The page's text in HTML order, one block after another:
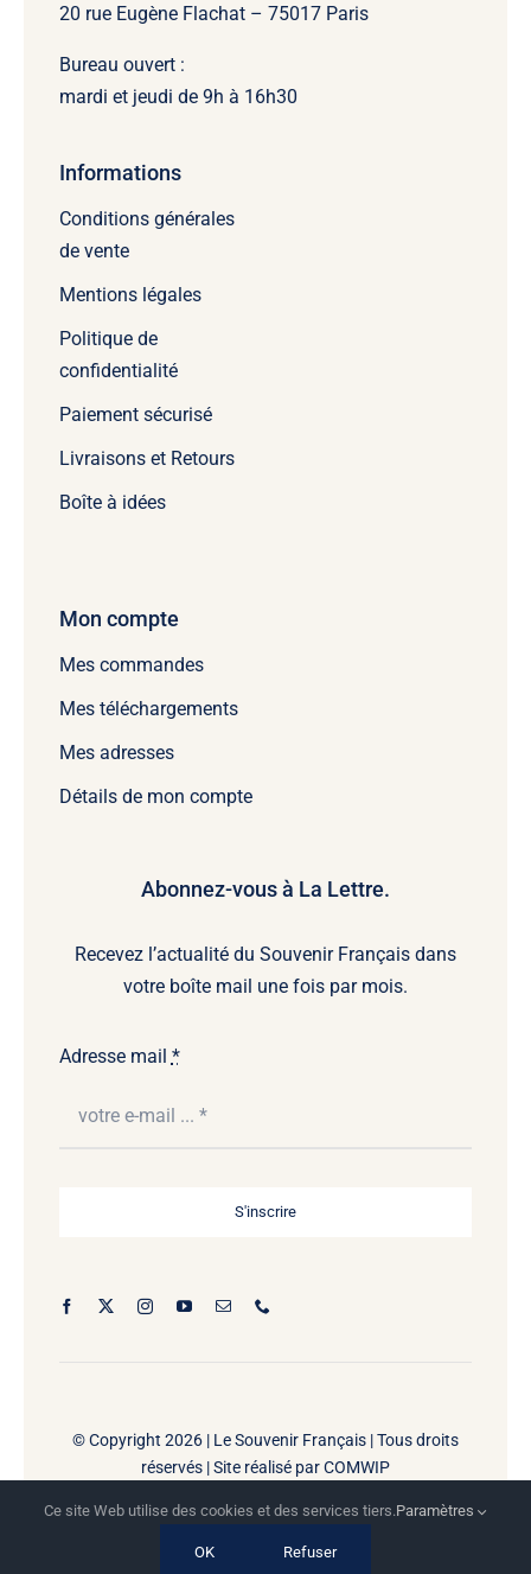
20 rue Eugène Flachat – 75017 Paris
Bureau ouvert :
mardi et jeudi de 9h à 16h30
Informations
Conditions générales
de vente
Mentions légales
Politique de
confidentialité
Paiement sécurisé
Livraisons et Retours
Boîte à idées
Mon compte
Mes commandes
Mes téléchargements
Mes adresses
Détails de mon compte
Abonnez-vous à La Lettre.
Recevez l’actualité du Souvenir Français dans
votre boîte mail une fois par mois.
Adresse mail *
S'inscrire
© Copyright 2026 | Le Souvenir Français | Tous droits
réservés | Site réalisé parCOMWIP
Ce site Web utilise des cookies et des services tiers.Paramètres
OK Refuser